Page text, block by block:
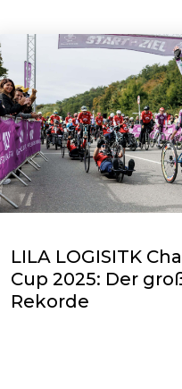
LILA LOGISITK
Cup 2025: Der
Rekorde